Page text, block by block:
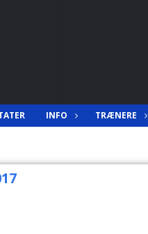
INFO TRÆNERE